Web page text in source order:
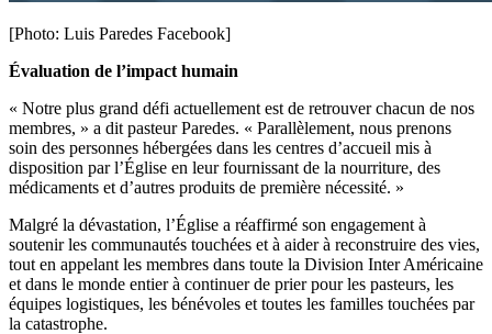
[Photo: Luis Paredes Facebook]
Évaluation de l’impact humain
« Notre plus grand défi actuellement est de retrouver chacun de nos
membres, » a dit pasteur Paredes. « Parallèlement, nous prenons
soin des personnes hébergées dans les centres d’accueil mis à
disposition par l’Église en leur fournissant de la nourriture, des
médicaments et d’autres produits de première nécessité. »
Malgré la dévastation, l’Église a réaffirmé son engagement à
soutenir les communautés touchées et à aider à reconstruire des vies,
tout en appelant les membres dans toute la Division Inter Américaine
et dans le monde entier à continuer de prier pour les pasteurs, les
équipes logistiques, les bénévoles et toutes les familles touchées par
la catastrophe.